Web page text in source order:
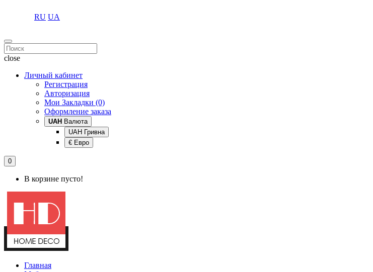
RU UA
close
Личный кабинет
Регистрация
Авторизация
Мои Закладки (0)
Оформление заказа
UAH Валюта
UAH Гривна
€ Евро
0
В корзине пусто!
Главная